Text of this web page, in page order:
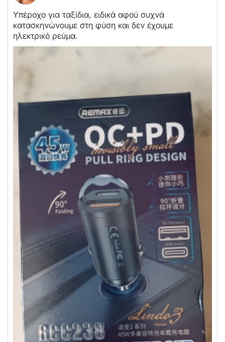
Υπέροχο για ταξίδια, ειδικά αφού συχνά
κατασκηνώνουμε στη φύση και δεν έχουμε
ηλεκτρικό ρεύμα.